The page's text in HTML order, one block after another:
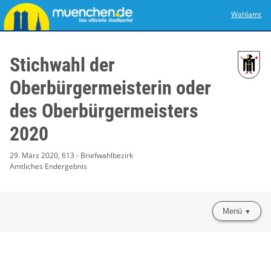
Wahlamt
Stichwahl der
Oberbürgermeisterin oder
des Oberbürgermeisters
2020
29. März 2020, 613 - Briefwahlbezirk
Amtliches Endergebnis
Menü